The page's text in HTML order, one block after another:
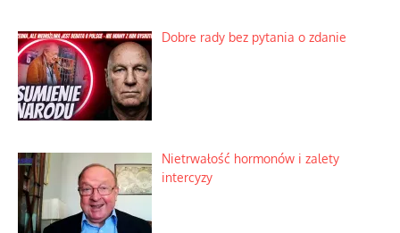
Dobre rady bez pytania o zdanie
Nietrwałość hormonów i zalety
intercyzy